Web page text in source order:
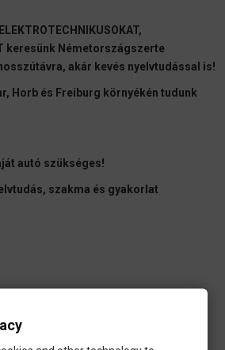
keresünk Németországszerte
akár kevés nyelvtudással is!
Horb és Freiburg környékén tudunk
autó szükséges!
szakma és gyakorlat
munkába járáshoz